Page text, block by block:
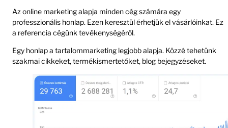
Az online marketing alapja minden cég számára egy
professzionális honlap. Ezen keresztül érhetjük el vásárlóinkat. Ez
a referencia cégünk tevékenységéről.
Egy honlap a tartalommarketing legjobb alapja. Közzé tehetünk
szakmai cikkeket, termékismertetőket, blog bejegyzéseket.